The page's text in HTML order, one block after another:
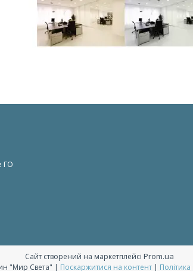
ГО
Сайт створений на маркетплейсі Prom.ua
Інтернет-магазин "Мир Света" | Поскаржитися на контент | Політика